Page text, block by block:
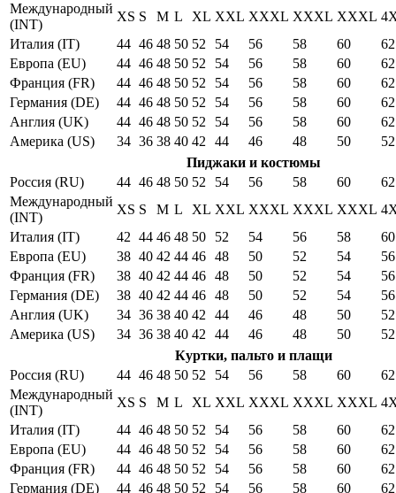
Международный
(INT)
XS S M L XL XXL XXXL XXXL XXXL
Италия (IT)
44 46 48 50 52 54 56 58 60
62
Европа (EU)
44 46 48 50 52 54 56 58 60
62
Франция (FR)
44 46 48 50 52 54 56 58 60
62
Германия (DE)
44 46 48 50 52 54 56 58 60
62
Англия (UK)
44 46 48 50 52 54 56 58 60
62
Америка (US)
34 36 38 40 42 44 46 48 50
52
Пиджаки и костюмы
Россия (RU)
44 46 48 50 52 54 56 58 60
62
Международный
(INT)
XS S M L XL XXL XXXL XXXL XXXL
Италия (IT)
42 44 46 48 50 52 54 56 58
60
Европа (EU)
38 40 42 44 46 48 50 52 54
56
Франция (FR)
38 40 42 44 46 48 50 52 54
56
Германия (DE)
38 40 42 44 46 48 50 52 54
56
Англия (UK)
34 36 38 40 42 44 46 48 50
52
Америка (US)
34 36 38 40 42 44 46 48 50
52
Куртки, пальто и плащи
Россия (RU)
44 46 48 50 52 54 56 58 60
62
Международный
(INT)
XS S M L XL XXL XXXL XXXL XXXL
Италия (IT)
44 46 48 50 52 54 56 58 60
62
Европа (EU)
44 46 48 50 52 54 56 58 60
62
Франция (FR)
44 46 48 50 52 54 56 58 60
62
Германия (DE)
44 46 48 50 52 54 56 58 60
62